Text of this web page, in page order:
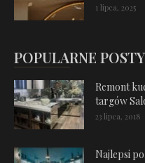
1 lipca, 2025
POPULARNE POSTY
Remont
targów
23 lipca, 2018
Najlepsi